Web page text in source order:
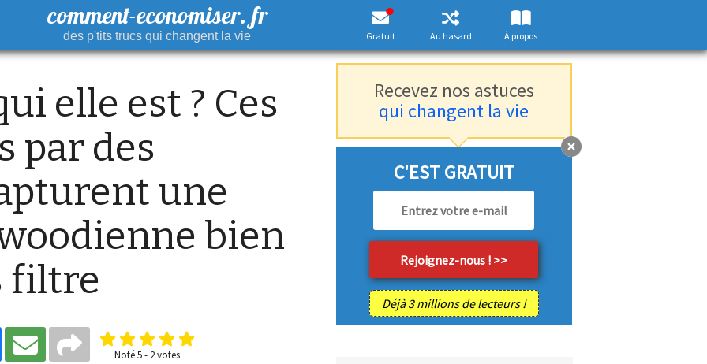
comment-economiser. fr
des p'tits trucs qui changent la vie Gratuit Au hasard À propos
elle est ? Ces
par des
une
bien
filtre
Noté5- 2 votes
Recevez nos astuces
qui changent la vie
C'EST GRATUIT
Déjà 3 millions de lecteurs !